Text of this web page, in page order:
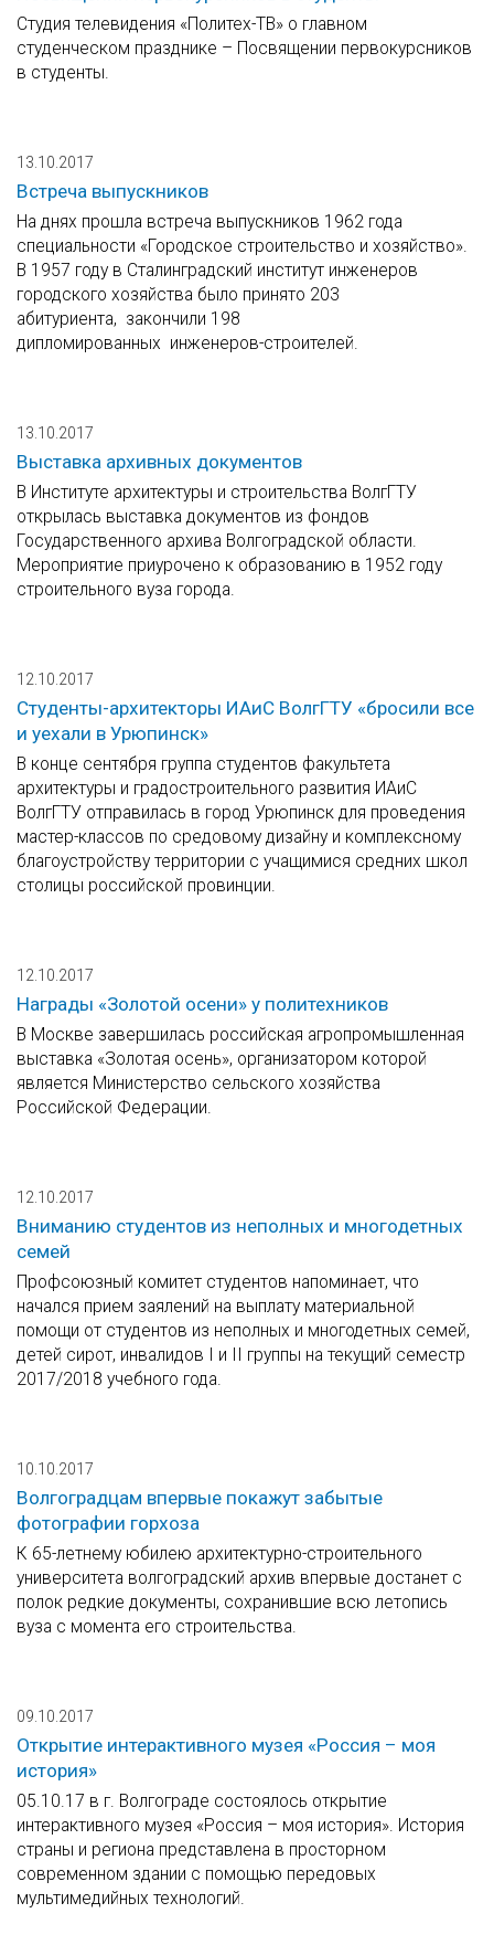
Студия телевидения «Политех-ТВ» о главном
студенческом празднике – Посвящении первокурсников
в студенты.
13.10.2017
Встреча выпускников
На днях прошла встреча выпускников 1962 года
специальности «Городское строительство и хозяйство».
В 1957 году в Сталинградский институт инженеров
городского хозяйства было принято 203
абитуриента, закончили 198
дипломированных инженеров-строителей.
13.10.2017
Выставка архивных документов
В Институте архитектуры и строительства ВолгГТУ
открылась выставка документов из фондов
Государственного архива Волгоградской области.
Мероприятие приурочено к образованию в 1952 году
строительного вуза города.
12.10.2017
Студенты-архитекторы ИАиС ВолгГТУ «бросили все
и уехали в Урюпинск»
В конце сентября группа студентов факультета
архитектуры и градостроительного развития ИАиС
ВолгГТУ отправилась в город Урюпинск для проведения
мастер-классов по средовому дизайну и комплексному
благоустройству территории с учащимися средних школ
столицы российской провинции.
12.10.2017
Награды «Золотой осени» у политехников
В Москве завершилась российская агропромышленная
выставка «Золотая осень», организатором которой
является Министерство сельского хозяйства
Российской Федерации.
12.10.2017
Вниманию студентов из неполных и многодетных
семей
Профсоюзный комитет студентов напоминает, что
начался прием заялений на выплату материальной
помощи от студентов из неполных и многодетных семей,
детей сирот, инвалидов I и II группы на текущий семестр
2017/2018 учебного года.
10.10.2017
Волгоградцам впервые покажут забытые
фотографии горхоза
К 65-летнему юбилею архитектурно-строительного
университета волгоградский архив впервые достанет с
полок редкие документы, сохранившие всю летопись
вуза с момента его строительства.
09.10.2017
Открытие интерактивного музея «Россия – моя
история»
05.10.17 в г. Волгограде состоялось открытие
интерактивного музея «Россия – моя история». История
страны и региона представлена в просторном
современном здании с помощью передовых
мультимедийных технологий.